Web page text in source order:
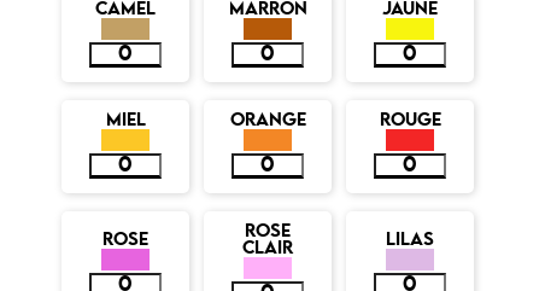
CAMEL MARRON JAUNE
MIEL ORANGE ROUGE
ROSE
ROSE
CLAIR
LILAS